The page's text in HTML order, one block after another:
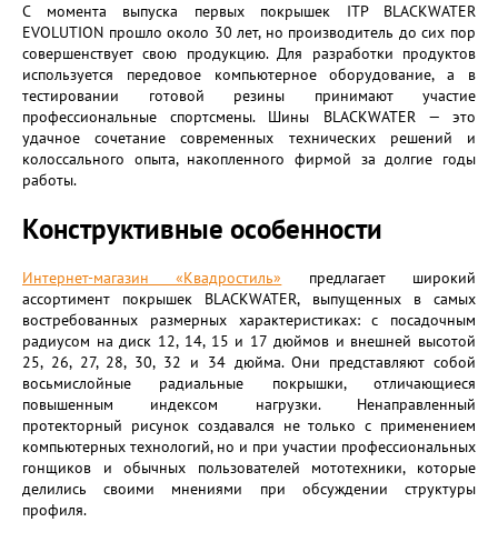
С момента выпуска первых покрышек ITP BLACKWATER
EVOLUTION прошло около 30 лет, но производитель до сих пор
совершенствует свою продукцию. Для разработки продуктов
используется передовое компьютерное оборудование, а в
тестировании готовой резины принимают участие
профессиональные спортсмены. Шины BLACKWATER — это
удачное сочетание современных технических решений и
колоссального опыта, накопленного фирмой за долгие годы
работы.
Конструктивные особенности
Интернет-магазин «Квадростиль» предлагает широкий
ассортимент покрышек BLACKWATER, выпущенных в самых
востребованных размерных характеристиках: с посадочным
радиусом на диск 12, 14, 15 и 17 дюймов и внешней высотой
25, 26, 27, 28, 30, 32 и 34 дюйма. Они представляют собой
восьмислойные радиальные покрышки, отличающиеся
повышенным индексом нагрузки. Ненаправленный
протекторный рисунок создавался не только с применением
компьютерных технологий, но и при участии профессиональных
гонщиков и обычных пользователей мототехники, которые
делились своими мнениями при обсуждении структуры
профиля.